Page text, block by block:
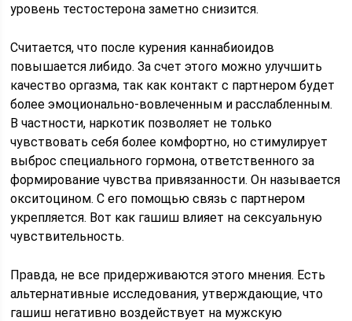
уровень тестостерона заметно снизится.
Считается, что после курения каннабиоидов
повышается либидо. За счет этого можно улучшить
качество оргазма, так как контакт с партнером будет
более эмоционально-вовлеченным и расслабленным.
В частности, наркотик позволяет не только
чувствовать себя более комфортно, но стимулирует
выброс специального гормона, ответственного за
формирование чувства привязанности. Он называется
окситоцином. С его помощью связь с партнером
укрепляется. Вот как гашиш влияет на сексуальную
чувствительность.
Правда, не все придерживаются этого мнения. Есть
альтернативные исследования, утверждающие, что
гашиш негативно воздействует на мужскую